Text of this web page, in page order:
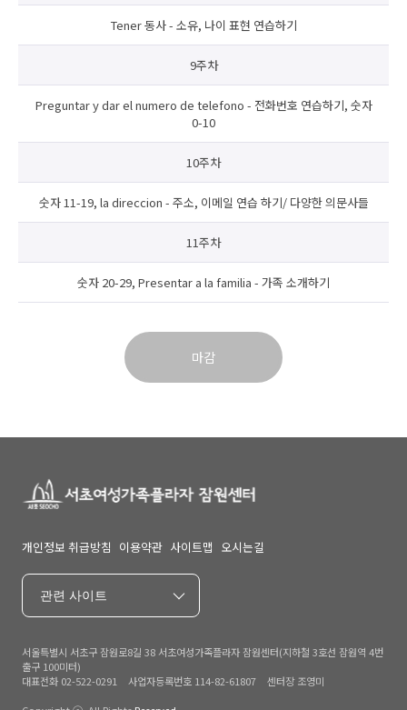
Tener 동사 - 소유, 나이 표현 연습하기
9주차
Preguntar y dar el numero de telefono - 전화번호 연습하기, 숫자
0-10
10주차
숫자 11-19, la direccion - 주소, 이메일 연습 하기/ 다양한 의문사들
11주차
숫자 20-29, Presentar a la familia - 가족 소개하기
마감
개인정보 취급방침 이용약관 사이트맵 오시는길
관련 사이트
서울특별시 서초구 잠원로8길 38 서초여성가족플라자 잠원센터(지하철 3호선 잠원역 4번
출구 100미터)
대표전화 02-522-0291 사업자등록번호 114-82-61807 센터장 조영미